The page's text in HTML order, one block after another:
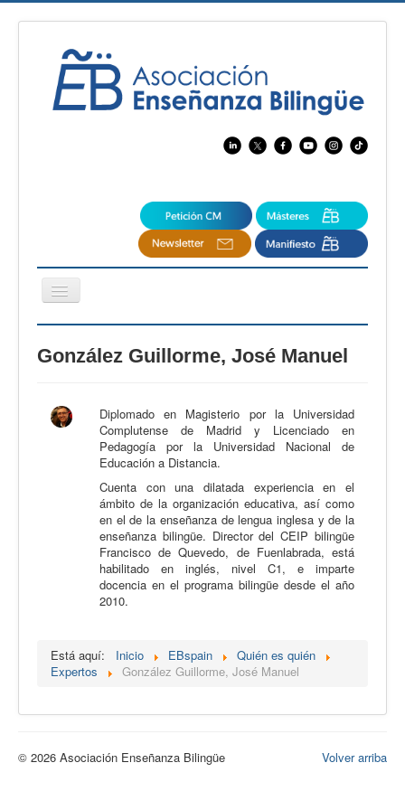
Cambiar
navegación
CertAcleB
Calidad
Artículos
Recursos
Observatorio EB
Contacto
González Guillorme, José Manuel
Diplomado en Magisterio por la Universidad
Complutense de Madrid y Licenciado en
Pedagogía por la Universidad Nacional de
Educación a Distancia.
Cuenta con una dilatada experiencia en el
ámbito de la organización educativa, así como
en el de la enseñanza de lengua inglesa y de la
enseñanza bilingüe. Director del CEIP bilingüe
Francisco de Quevedo, de Fuenlabrada, está
habilitado en inglés, nivel C1, e imparte
docencia en el programa bilingüe desde el año
2010.
Está aquí: Inicio EBspain
Quién es quién
Expertos
González Guillorme, José Manuel
Volver arriba
© 2026 Asociación Enseñanza Bilingüe